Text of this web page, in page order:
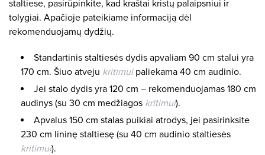
staltiese, pasirūpinkite, kad kraštai kristų palaipsniui ir
tolygiai. Apačioje pateikiame informaciją dėl
rekomenduojamų dydžių.
Standartinis staltiesės dydis apvaliam 90 cm stalui yra
170 cm. Šiuo atveju kritimuipaliekama ​40 cm audinio.
Jei stalo dydis yra 120 cm – rekomenduojamas 180 cm
audinys (su 30 cm medžiagos kritimui).
Apvalus 150 cm stalas puikiai atrodys, jei pasirinksite
230 cm lininę staltiesę (su 40 cm audinio staltiesės
kritimui).